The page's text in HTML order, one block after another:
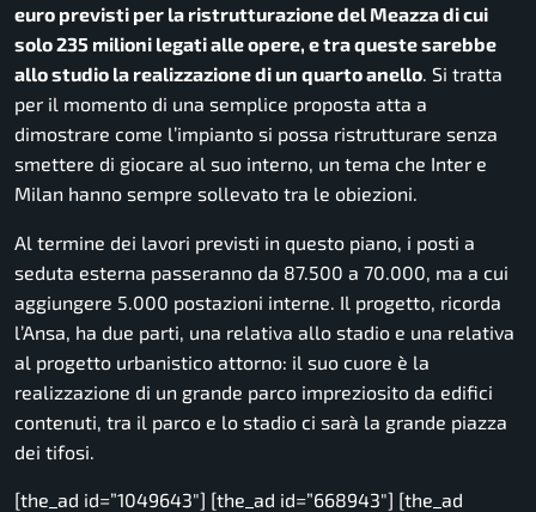
euro previsti per la ristrutturazione del Meazza di cui
solo 235 milioni legati alle opere, e tra queste sarebbe
allo studio la realizzazione di un quarto anello . Si tratta
per il momento di una semplice proposta atta a
dimostrare come l’impianto si possa ristrutturare senza
smettere di giocare al suo interno, un tema che Inter e
Milan hanno sempre sollevato tra le obiezioni.
Al termine dei lavori previsti in questo piano, i posti a
seduta esterna passeranno da 87.500 a 70.000, ma a cui
aggiungere 5.000 postazioni interne. Il progetto, ricorda
l’Ansa, ha due parti, una relativa allo stadio e una relativa
al progetto urbanistico attorno: il suo cuore è la
realizzazione di un grande parco impreziosito da edifici
contenuti, tra il parco e lo stadio ci sarà la grande piazza
dei tifosi.
[the_ad id=”1049643″] [the_ad id=”668943″] [the_ad